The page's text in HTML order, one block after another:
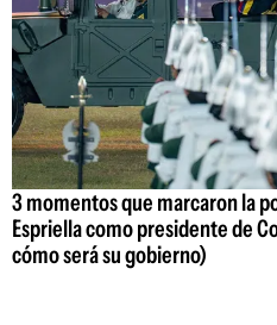
3 momentos que marcaron la
Espriella como presidente de
cómo será su gobierno)